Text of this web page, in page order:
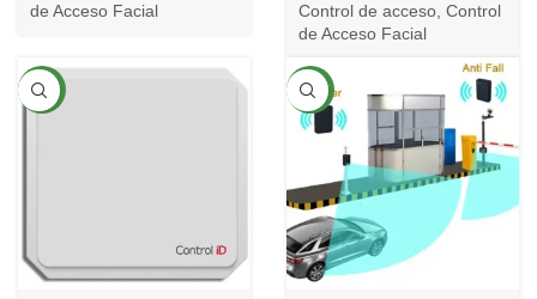
de Acceso Facial
Control de acceso, Control
de Acceso Facial
NEW NEW